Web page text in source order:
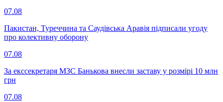
07.08
Пакистан, Туреччина та Саудівська Аравія підписали угоду
про колективну оборону
07.08
За екссекретаря МЗС Банькова внесли заставу у розмірі 10 млн
грн
07.08